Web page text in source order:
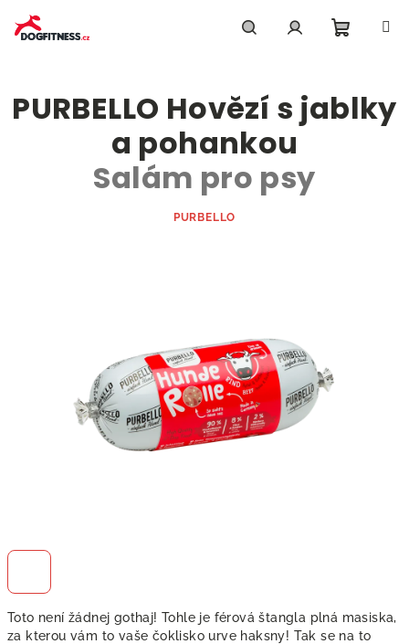
obsah
košík
Toto není žádnej gothaj! Tohle je férová štangla plná masiska,
za kterou vám to vaše čoklisko urve haksny! Tak se na to
PURBELLO Hovězí s jablky
a pohankou
Salám pro psy
PURBELLO